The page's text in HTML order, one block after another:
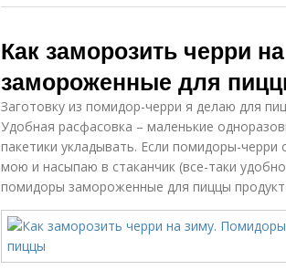
Как заморозить черри
замороженные для
Заготовку из помидор-черри я делаю для
Удобная расфасовка – маленькие
пакетики укладывать. Если помидоры-
мою и насыпаю в стаканчик (все-таки
помидоры замороженные для пиццы